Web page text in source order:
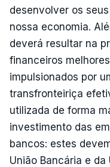
desenvolver os
nossa economia.
deverá resultar na
financeiros
impulsionados por
transfronteiriça
utilizada de forma
investimento das
bancos: estes
União Bancária e da